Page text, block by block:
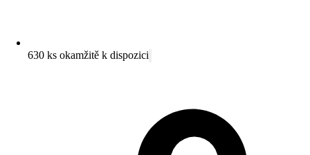
630 ks okamžitě k dispozici